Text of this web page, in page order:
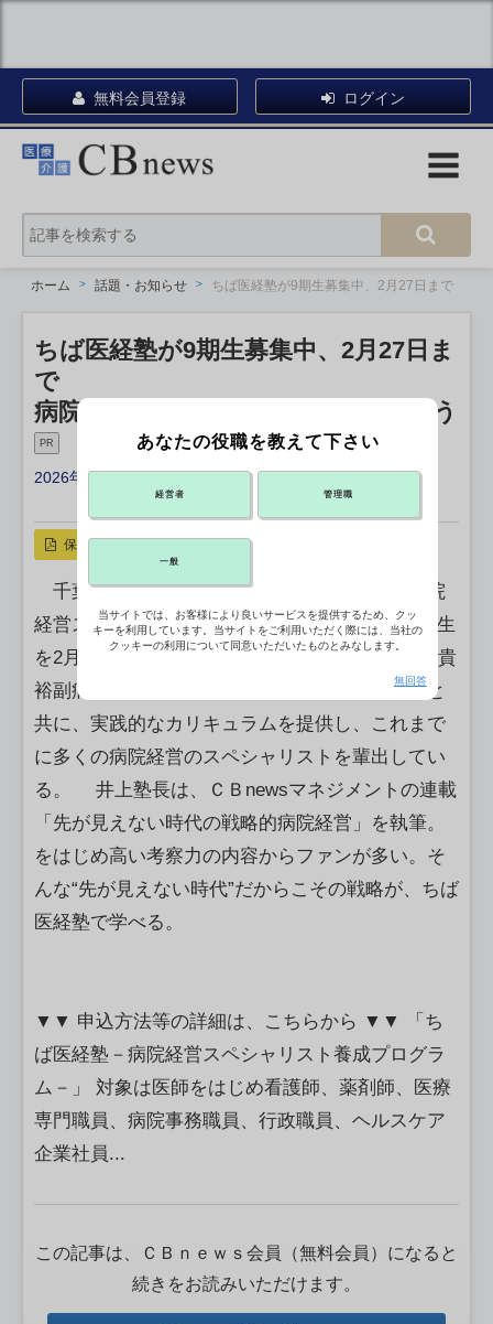
無料会員登録 ログイン
ホーム 話題・お知らせ ちば医経塾が9期生募集中、2月27日まで
ちば医経塾が9期生募集中、2月27日ま
で
病院経営のスペシャリストを目指そう
PR
2026年02月02日 11:55
リンクをコピー X ポスト
保存
千葉大学医学部附属病院の「ちば医経塾－病院
経営スペシャリスト養成プログラム－」が第9期生
を2月27日まで募集している。塾長は同院の井上貴
裕副病院⻑。医療界の第⼀線で活躍する講師陣と
共に、実践的なカリキュラムを提供し、これまで
に多くの病院経営のスペシャリストを輩出してい
る。 井上塾長は、ＣＢnewsマネジメントの連載
「先が見えない時代の戦略的病院経営」を執筆。
をはじめ高い考察力の内容からファンが多い。そ
んな“先が見えない時代”だからこその戦略が、ちば
医経塾で学べる。
▼▼ 申込⽅法等の詳細は、こちらから ▼▼ 「ち
ば医経塾－病院経営スペシャリスト養成プログラ
ム－」 対象は医師をはじめ看護師、薬剤師、医療
専門職員、病院事務職員、行政職員、ヘルスケア
企業社員...
この記事は、ＣＢｎｅｗｓ会員（無料会員）になると
続きをお読みいただけます。
あなたの役職を教えて下さい
経営者 管理職
一般
当サイトでは、お客様により良いサービスを提供するため、クッ
キーを利用しています。当サイトをご利用いただく際には、当社の
クッキーの利用について同意いただいたものとみなします。
無回答